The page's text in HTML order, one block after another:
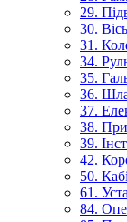
29.
30.
31.
34.
35.
36.
37.
38.
39.
42.
50.
61.
84.